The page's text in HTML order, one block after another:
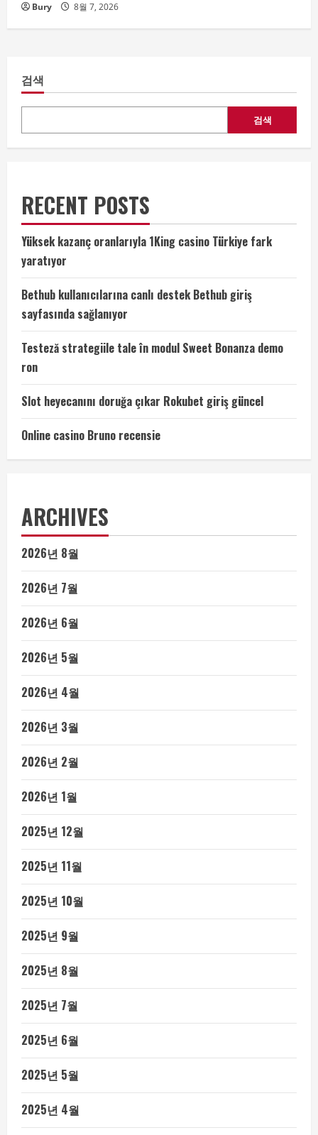
Bury 8월 7, 2026
검색
검색
RECENT POSTS
Yüksek kazanç oranlarıyla 1King casino Türkiye fark
yaratıyor
Bethub kullanıcılarına canlı destek Bethub giriş
sayfasında sağlanıyor
Testeză strategiile tale în modul Sweet Bonanza demo
ron
Slot heyecanını doruğa çıkar Rokubet giriş güncel
Online casino Bruno recensie
ARCHIVES
2026년 8월
2026년 7월
2026년 6월
2026년 5월
2026년 4월
2026년 3월
2026년 2월
2026년 1월
2025년 12월
2025년 11월
2025년 10월
2025년 9월
2025년 8월
2025년 7월
2025년 6월
2025년 5월
2025년 4월